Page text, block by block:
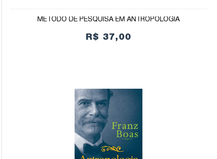
MÉTODO DE PESQUISA EM ANTROPOLOGIA
R$ 37,00